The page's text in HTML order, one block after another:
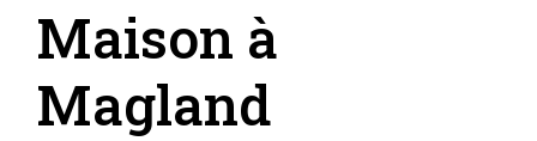
Maison à
Magland